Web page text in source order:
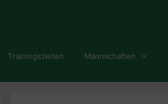
Trainingszeiten Mannschaften